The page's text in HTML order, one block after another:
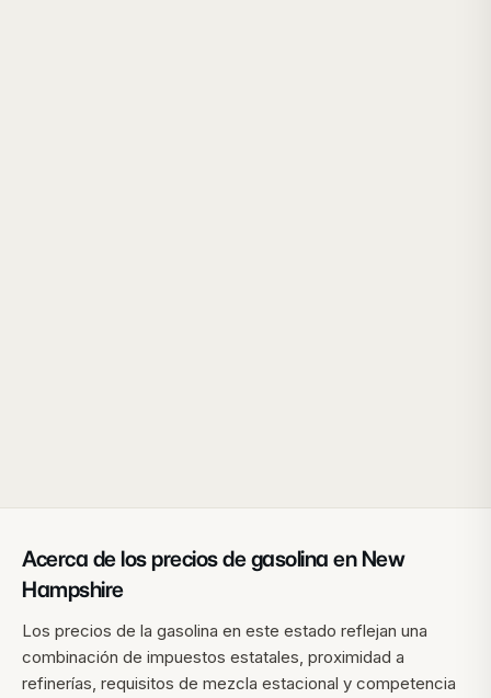
Acerca de los precios de gasolina en New
Hampshire
Los precios de la gasolina en este estado reflejan una
combinación de impuestos estatales, proximidad a
refinerías, requisitos de mezcla estacional y competencia